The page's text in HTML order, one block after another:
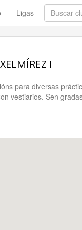
Ligas
I
para diversas
vestiarios. Sen